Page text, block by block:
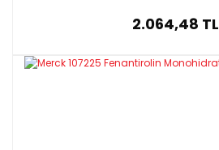
2.064,48 TL